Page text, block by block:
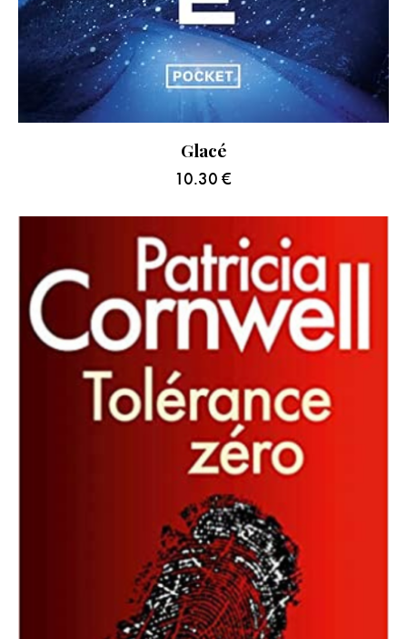
Glacé
10.30 €